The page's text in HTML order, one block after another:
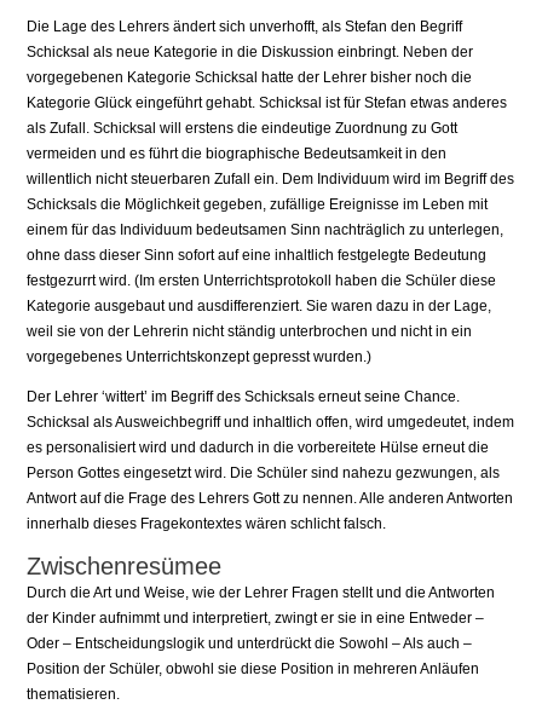
Die Lage des Lehrers ändert sich unverhofft, als Stefan den Begriff
Schicksal als neue Kategorie in die Diskussion einbringt. Neben der
vorgegebenen Kategorie Schicksal hatte der Lehrer bisher noch die
Kategorie Glück eingeführt gehabt. Schicksal ist für Stefan etwas anderes
als Zufall. Schicksal will erstens die eindeutige Zuordnung zu Gott
vermeiden und es führt die biographische Bedeutsamkeit in den
willentlich nicht steuerbaren Zufall ein. Dem Individuum wird im Begriff des
Schicksals die Möglichkeit gegeben, zufällige Ereignisse im Leben mit
einem für das Individuum bedeutsamen Sinn nachträglich zu unterlegen,
ohne dass dieser Sinn sofort auf eine inhaltlich festgelegte Bedeutung
festgezurrt wird. (Im ersten Unterrichtsprotokoll haben die Schüler diese
Kategorie ausgebaut und ausdifferenziert. Sie waren dazu in der Lage,
weil sie von der Lehrerin nicht ständig unterbrochen und nicht in ein
vorgegebenes Unterrichtskonzept gepresst wurden.)
Der Lehrer ‘wittert’ im Begriff des Schicksals erneut seine Chance.
Schicksal als Ausweichbegriff und inhaltlich offen, wird umgedeutet, indem
es personalisiert wird und dadurch in die vorbereitete Hülse erneut die
Person Gottes eingesetzt wird. Die Schüler sind nahezu gezwungen, als
Antwort auf die Frage des Lehrers Gott zu nennen. Alle anderen Antworten
innerhalb dieses Fragekontextes wären schlicht falsch.
Zwischenresümee
Durch die Art und Weise, wie der Lehrer Fragen stellt und die Antworten
der Kinder aufnimmt und interpretiert, zwingt er sie in eine Entweder –
Oder – Entscheidungslogik und unterdrückt die Sowohl – Als auch –
Position der Schüler, obwohl sie diese Position in mehreren Anläufen
thematisieren.